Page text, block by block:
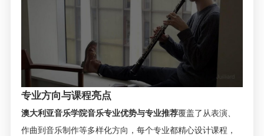
专业方向与课程亮点
澳大利亚音乐学院音乐专业优势与专业推荐覆盖了从表演、
作曲到音乐制作等多样化方向，每个专业都精心设计课程，